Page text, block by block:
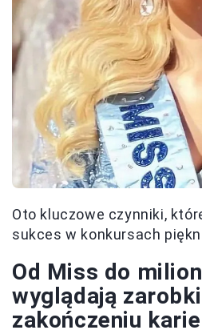
Oto kluczowe czynniki,
sukces w konkursach
Od Miss do
wyglądają
zakończeniu